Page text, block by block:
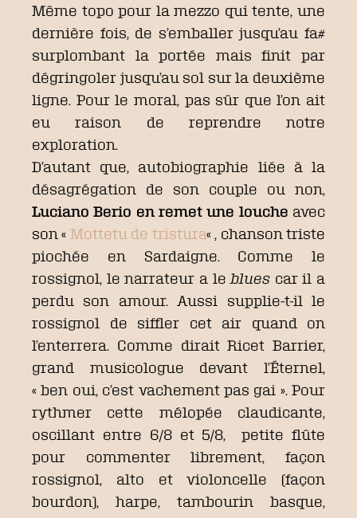
Même topo pour la mezzo qui tente, une
dernière fois, de s’emballer jusqu’au fa#
surplombant la portée mais finit par
dégringoler jusqu’au sol sur la deuxième
ligne. Pour le moral, pas sûr que l’on ait
eu raison de reprendre notre
exploration.
D’autant que, autobiographie liée à la
désagrégation de son couple ou non,
Luciano Berio en remet une louche avec
son « Mottetu de tristura« , chanson triste
piochée en Sardaigne. Comme le
rossignol, le narrateur a le blues car il a
perdu son amour. Aussi supplie-t-il le
rossignol de siffler cet air quand on
l’enterrera. Comme dirait Ricet Barrier,
grand musicologue devant l’Éternel,
« ben oui, c’est vachement pas gai ». Pour
rythmer cette mélopée claudicante,
oscillant entre 6/8 et 5/8, petite flûte
pour commenter librement, façon
rossignol, alto et violoncelle (façon
bourdon), harpe, tambourin basque,